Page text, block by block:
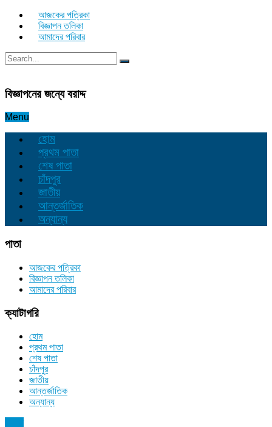
আজকের পত্রিকা
বিজ্ঞাপন তলিকা
আমাদের পরিবার
বিজ্ঞাপনের জন্যে বরাদ্দ
Menu
হোম
প্রথম পাতা
শেষ পাতা
চাঁদপুর
জাতীয়
আন্তর্জাতিক
অন্যান্য
পাতা
আজকের পত্রিকা
বিজ্ঞাপন তলিকা
আমাদের পরিবার
ক্যাটাগরি
হোম
প্রথম পাতা
শেষ পাতা
চাঁদপুর
জাতীয়
আন্তর্জাতিক
অন্যান্য